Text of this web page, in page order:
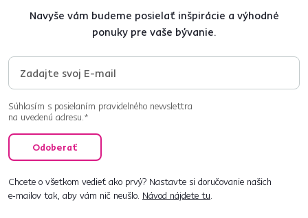
Navyše vám budeme posielať inšpirácie a výhodné
ponuky pre vaše bývanie.
Súhlasím s posielaním pravidelného newslettra
na uvedenú adresu.*
Odoberať
Chcete o všetkom vedieť ako prvý? Nastavte si doručovanie našich
e‑mailov tak, aby vám nič neušlo. Návod nájdete tu.